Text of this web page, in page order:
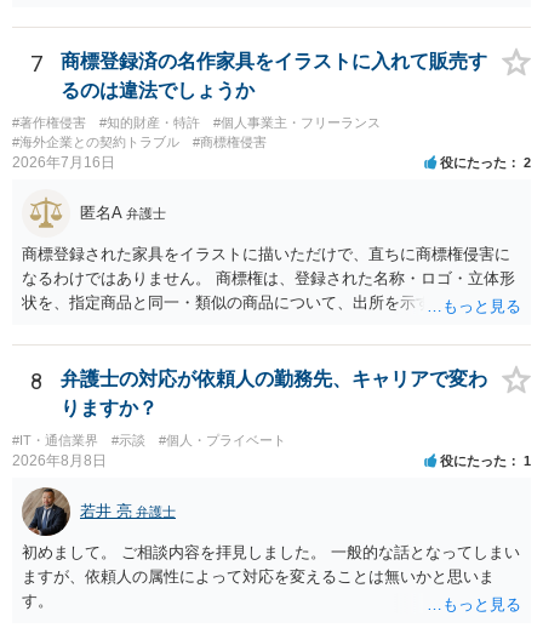
7
商標登録済の名作家具をイラストに入れて販売す
るのは違法でしょうか
#著作権侵害 #知的財産・特許
#個人事業主・フリーランス
#海外企業との契約トラブル
#商標権侵害
2026年7月16日 役にたった 2
匿名A 弁護士
商標登録された家具をイラストに描いただけで、直ちに商標権侵害に
なるわけではありません。 商標権は、登録された名称・ロゴ・立体形
状を、指定商品と同一・類似の商品について、出所を示す表示として
て描くにとどまる場合は、通常、商標権侵害にはなりにくいと考えら
れます。 ただし、家具名や特徴的な形状を商品名・広告に大きく表示
し、公式商品やライセンス商品と誤認させる販売方法であれば、商標
権や不正競争防止法上の問題が生じ得ます。家具のデザインに著作権
が認められる場合は、著作権も別途問題となります。 無料のSNS投稿
やプレゼントでも、著作権侵害は成立し得ます。商標権については、
有料か無料かよりも、商標として使用しているかが重要です。 また、
日本の商標権は原則として日本国内にのみ効力を持ちます。外国で販
売する場合は、販売国の商標・意匠等を確認する必要があります。 他
の作家の例は、許諾を得ている、権利が消滅している、侵害に当たら
ない、又は単に権利行使されていないなど、様々な可能性がありま
す。他人が販売していることだけでは、適法とは判断できません。
8
弁護士の対応が依頼人の勤務先、キャリアで変わ
りますか？
#IT・通信業界 #示談 #個人・プライベート
2026年8月8日 役にたった 1
若井 亮 弁護士
初めまして。 ご相談内容を拝見しました。 一般的な話となってしまい
ますが、依頼人の属性によって対応を変えることは無いかと思いま
す。